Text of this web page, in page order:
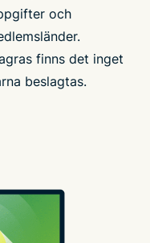
och
finns det inget
beslagtas.